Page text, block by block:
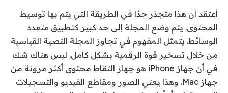
أعتقد أن هذا متجذر جدًا في الطريقة التي يتم بها توسيط
المحتوى. يتم وضع المجلة إلى حد كبير كتطبيق متعدد
الوسائط. يتمثل المفهوم في تجاوز المجلة النصية القياسية
من خلال تسخير قوة الرقمية بشكل كامل. ليس هناك شك
في أن جهاز iPhone هو جهاز التقاط محتوى أكثر مرونة من
جهاز Mac. وهذا يعني الصور ومقاطع الفيديو والتسجيلات